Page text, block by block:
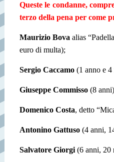
Queste le condanne,
terzo della pena per come
Maurizio Bova alias
euro di multa);
Sergio Caccamo(1 anno e 4
Giuseppe Commisso(8
Domenico Costa, detto
Antonino Gattuso(4 anni,
Salvatore Giorgi(6 anni, 20